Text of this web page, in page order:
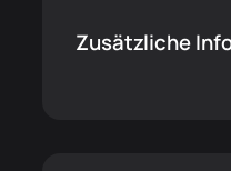
Zusätzliche